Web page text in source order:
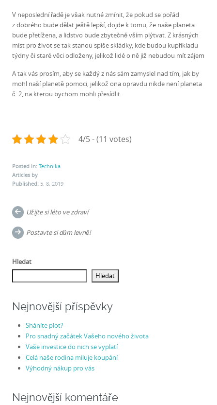
V neposlední řadě je však nutné zmínit, že pokud se pořád
z dobrého bude dělat ještě lepší, dojde k tomu, že naše planeta
bude přetížena, a lidstvo bude zbytečně vším plýtvat. Z krásných
míst pro život se tak stanou spíše skládky, kde budou kupříkladu
týdny či staré věci odloženy, jelikož lidé o ně již nebudou mít zájem
A tak vás prosím, aby se každý z nás sám zamyslel nad tím, jak by
mohl naší planetě pomoci, jelikož ona opravdu nikde není planeta
č. 2, na kterou bychom mohli přesídlit.
4/5 - (11 votes)
Posted in: Technika
Articles by
Published: 5. 8. 2019
Post
navigation
Užijte si léto ve zdraví
Postavte si dům levně!
Hledat
Hledat
Nejnovější příspěvky
Sháníte plot?
Pro snadný začátek Vašeho nového života
Vaše investice do nich se vyplatí
Celá naše rodina miluje koupání
Výhodný nákup pro vás
Nejnovější komentáře